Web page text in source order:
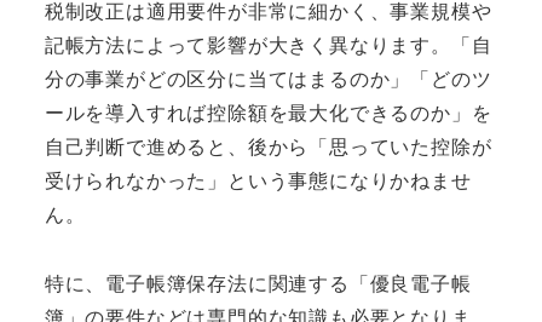
税制改正は適用要件が非常に細かく、事業規模や
記帳方法によって影響が大きく異なります。「自
分の事業がどの区分に当てはまるのか」「どのツ
ールを導入すれば控除額を最大化できるのか」を
自己判断で進めると、後から「思っていた控除が
受けられなかった」という事態になりかねませ
ん。
特に、電子帳簿保存法に関連する「優良電子帳